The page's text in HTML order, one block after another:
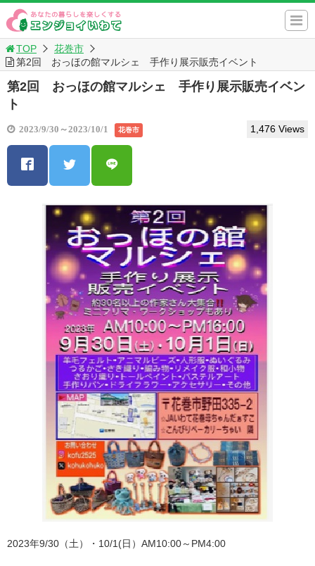
TOP
花巻市
第2回 おっほの館マルシェ 手作り展示販売イベント
第2回 おっほの館マルシェ 手作り展示販売イベン
ト
2023/9/30～2023/10/1 花巻市 1,476 Views
2023年9/30（土）・10/1(日）AM10:00～PM4:00